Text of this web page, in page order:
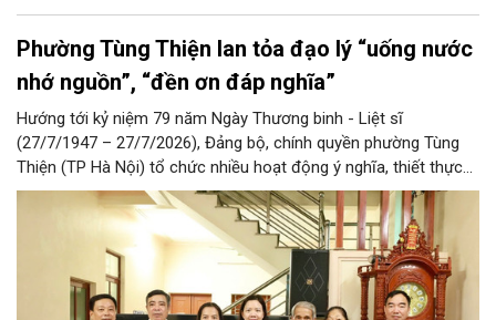
Phường Tùng Thiện lan tỏa đạo lý “uống nước
nhớ nguồn”, “đền ơn đáp nghĩa”
Hướng tới kỷ niệm 79 năm Ngày Thương binh - Liệt sĩ
(27/7/1947 – 27/7/2026), Đảng bộ, chính quyền phường Tùng
Thiện (TP Hà Nội) tổ chức nhiều hoạt động ý nghĩa, thiết thực
nhằm tri ân người có công, thân nhân người có công với cách
mạng… Qua đó lan tỏa đạo lý “uống nước nhớ nguồn”, đền ơn
đáp nghĩa tốt đẹp của dân tộc Việt Nam nói chung và người Hà
Nội thanh lịch, văn minh nói riêng.